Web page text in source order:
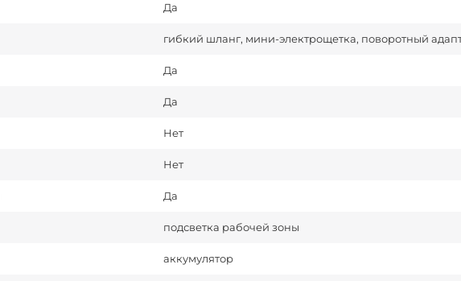
Да
гибкий шланг, мини-электрощетка, поворотный
Да
Да
Нет
Нет
Да
подсветка рабочей зоны
аккумулятор